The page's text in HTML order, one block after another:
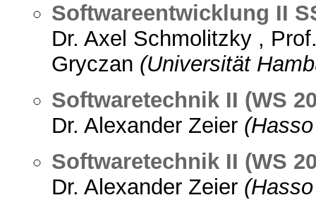
Softwareentwicklung II
Dr. Axel Schmolitzky ,
Gryczan (Universität
Softwaretechnik II (WS
Dr. Alexander Zeier
Softwaretechnik II (WS
Dr. Alexander Zeier